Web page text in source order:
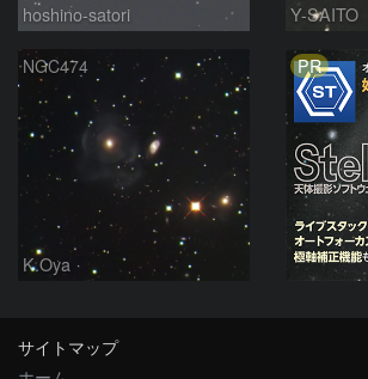
hoshino-satori Y-SAITO
NGC474
K.Oya
PR
サイトマップ